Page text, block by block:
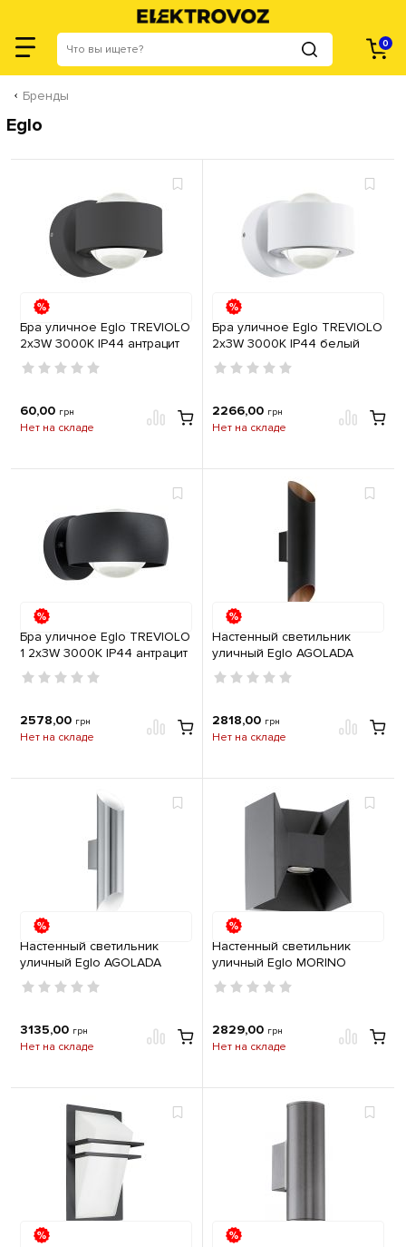
0
Бренды
Eglo
Бра уличное Eglo TREVIOLO
2х3W 3000K IP44 антрацит
60,00 грн
Нет на складе
Бра уличное Eglo TREVIOLO
2х3W 3000K IP44 белый
2266,00 грн
Нет на складе
Бра уличное Eglo TREVIOLO
1 2х3W 3000K IP44 антрацит
2578,00 грн
Нет на складе
Настенный светильник
уличный Eglo AGOLADA
2х3,7W 3000K IP44 черный,
медь
2818,00 грн
Нет на складе
Настенный светильник
уличный Eglo AGOLADA
2х3,7W 3000K IP44
нержавеющая сталь, белый
3135,00 грн
Нет на складе
Настенный светильник
уличный Eglo MORINO
2х2,5W 3000K IP44 антрацит
2829,00 грн
Нет на складе